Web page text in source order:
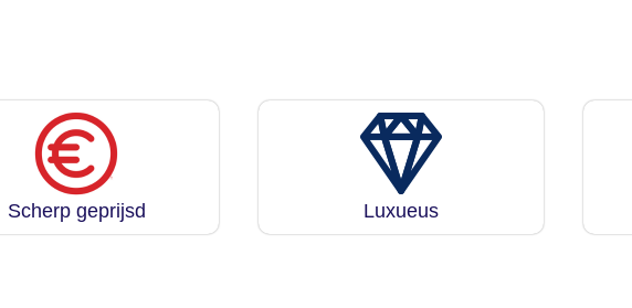
Scherp geprijsd Luxueus